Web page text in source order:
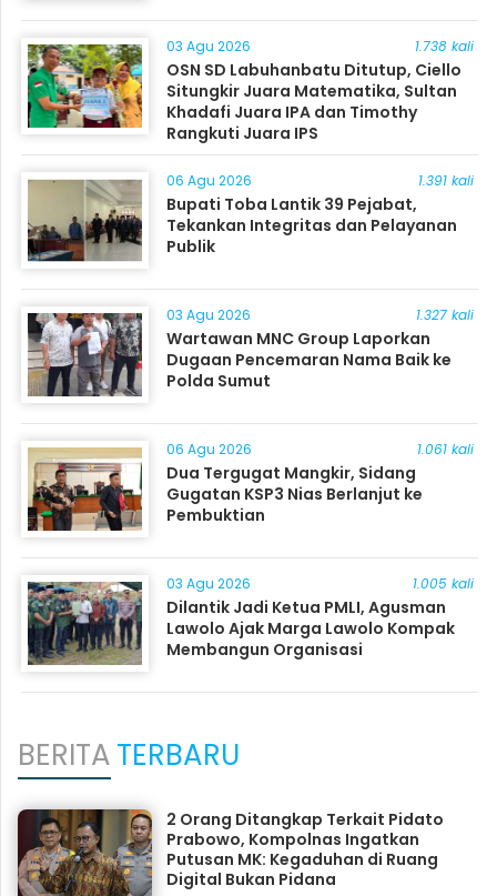
03 Agu 2026 1.738 kali
OSN SD Labuhanbatu Ditutup, Ciello
Situngkir Juara Matematika, Sultan
Khadafi Juara IPA dan Timothy
Rangkuti Juara IPS
06 Agu 2026 1.391 kali
Bupati Toba Lantik 39 Pejabat,
Tekankan Integritas dan Pelayanan
Publik
03 Agu 2026 1.327 kali
Wartawan MNC Group Laporkan
Dugaan Pencemaran Nama Baik ke
Polda Sumut
06 Agu 2026 1.061 kali
Dua Tergugat Mangkir, Sidang
Gugatan KSP3 Nias Berlanjut ke
Pembuktian
03 Agu 2026 1.005 kali
Dilantik Jadi Ketua PMLI, Agusman
Lawolo Ajak Marga Lawolo Kompak
Membangun Organisasi
BERITATERBARU
2 Orang Ditangkap Terkait Pidato
Prabowo, Kompolnas Ingatkan
Putusan MK: Kegaduhan di Ruang
Digital Bukan Pidana